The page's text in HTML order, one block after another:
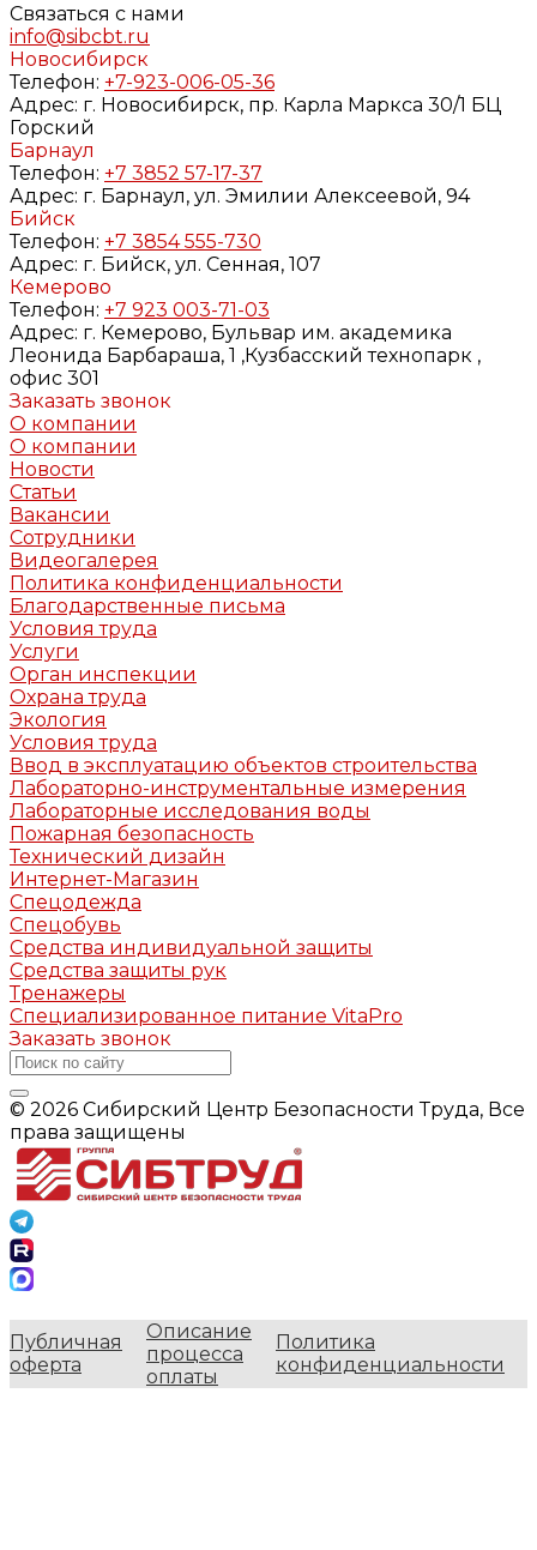
Связаться с нами
info@sibcbt.ru
Новосибирск
Телефон: +7-923-006-05-36
Адрес: г. Новосибирск, пр. Карла Маркса 30/1 БЦ
Горский
Барнаул
Телефон: +7 3852 57-17-37
Адрес: г. Барнаул, ул. Эмилии Алексеевой, 94
Бийск
Телефон: +7 3854 555-730
Адрес: г. Бийск, ул. Сенная, 107
Кемерово
Телефон: +7 923 003-71-03
Адрес: г. Кемерово, Бульвар им. академика
Леонида Барбараша, 1 ,Кузбасский технопарк ,
офис 301
Заказать звонок
О компании
О компании
Новости
Статьи
Вакансии
Сотрудники
Видеогалерея
Политика конфиденциальности
Благодарственные письма
Условия труда
Услуги
Орган инспекции
Охрана труда
Экология
Условия труда
Ввод в эксплуатацию объектов строительства
Лабораторно-инструментальные измерения
Лабораторные исследования воды
Пожарная безопасность
Технический дизайн
Интернет-Магазин
Спецодежда
Спецобувь
Средства индивидуальной защиты
Средства защиты рук
Тренажеры
Специализированное питание VitaPro
Заказать звонок
© 2026 Сибирский Центр Безопасности Труда, Все
права защищены
Публичная
оферта
Описание
процесса
оплаты
Политика
конфиденциальности